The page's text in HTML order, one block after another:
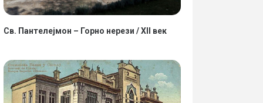
Св. Пантелејмон – Горно нерези / XII век